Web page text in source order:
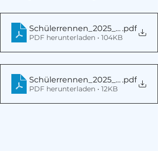
.pdf
PDF herunterladen • 104KB
Schülerrennen_2025_ELTERN-
.pdf
PDF herunterladen • 12KB